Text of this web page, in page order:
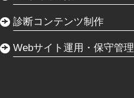
診断コンテンツ制作
Webサイト運用・保守管理